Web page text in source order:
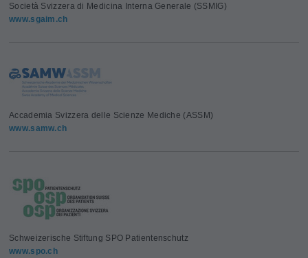
Società Svizzera di Medicina Interna Generale (SSMIG)
www.sgaim.ch
Accademia Svizzera delle Scienze Mediche (ASSM)
www.samw.ch
Schweizerische Stiftung SPO Patientenschutz
www.spo.ch